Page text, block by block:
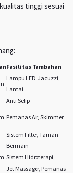
tinggi sesuai
Fasilitas Tambahan
Lampu LED, Jacuzzi,
Lantai
Anti Selip
Pemanas Air, Skimmer,
Sistem Filter, Taman
Bermain
Sistem Hidroterapi,
Jet Massager, Pemanas